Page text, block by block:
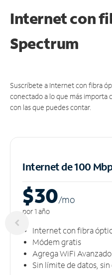
Internet con
Spectrum
Suscríbete a Internet con fibra
conectado a lo que más importa
con las que puedes contar.
Internet de 100
$30/mo
por 1 año
Internet con fibra
Módem gratis
Agrega WiFi
Sin límite de datos,